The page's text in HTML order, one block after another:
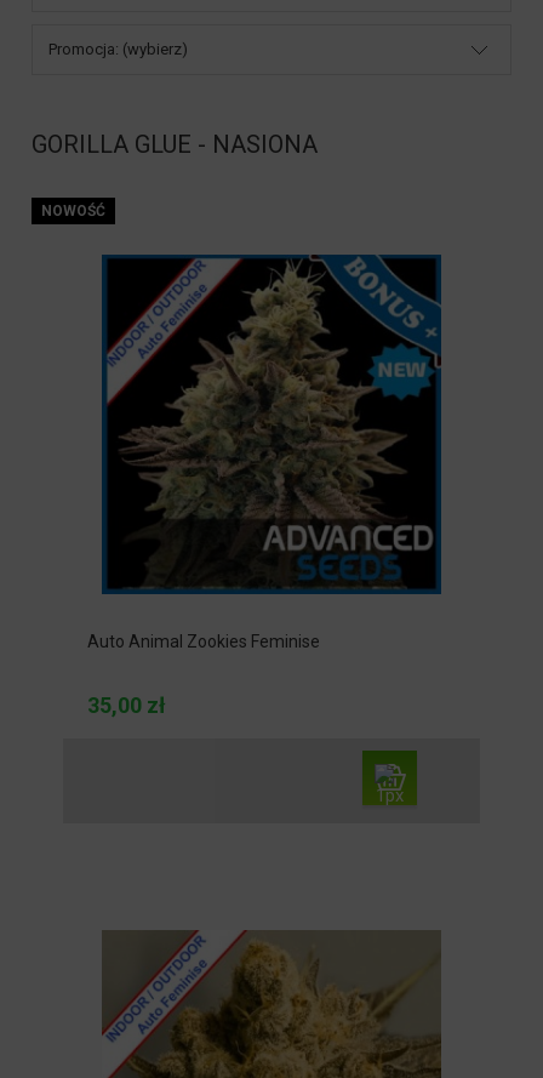
Promocja: (wybierz)
GORILLA GLUE - NASIONA
Auto Animal Zookies Feminise
35,00 zł
NOWOŚĆ